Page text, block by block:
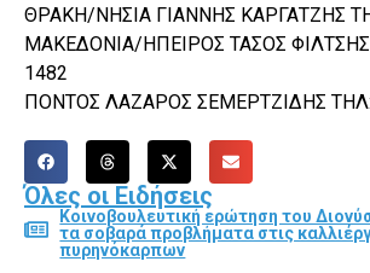
ΘΡΑΚΗ/ΝΗΣΙΑ ΓΙΑΝΝΗΣ ΚΑΡΓΑΤΖΗΣ
ΜΑΚΕΔΟΝΙΑ/ΗΠΕΙΡΟΣ ΤΑΣΟΣ
1482
ΠΟΝΤΟΣ ΛΑΖΑΡΟΣ ΣΕΜΕΡΤΖΙΔΗΣ ΤΗΛ:
Όλες οι Ειδήσεις
Κοινοβουλευτική ερώτηση του
τα σοβαρά προβλήματα στις
πυρηνόκαρπων